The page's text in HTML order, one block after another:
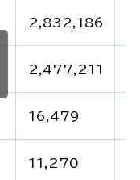
2,832,186
2,477,211
16,479
11,270